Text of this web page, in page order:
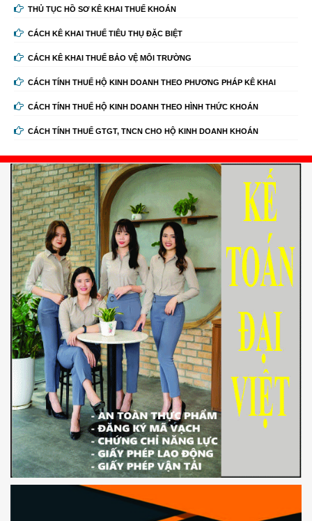
THỦ TỤC HỒ SƠ KÊ KHAI THUẾ KHOÁN
CÁCH KÊ KHAI THUẾ TIÊU THỤ ĐẶC BIỆT
CÁCH KÊ KHAI THUẾ BẢO VỆ MÔI TRƯỜNG
CÁCH TÍNH THUẾ HỘ KINH DOANH THEO PHƯƠNG PHÁP KÊ KHAI
CÁCH TÍNH THUẾ HỘ KINH DOANH THEO HÌNH THỨC KHOÁN
CÁCH TÍNH THUẾ GTGT, TNCN CHO HỘ KINH DOANH KHOÁN